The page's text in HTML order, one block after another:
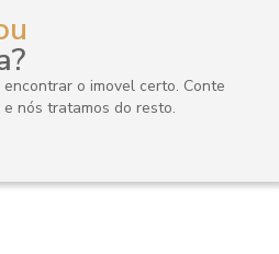
o imovel certo. Conte
nós tratamos do resto.